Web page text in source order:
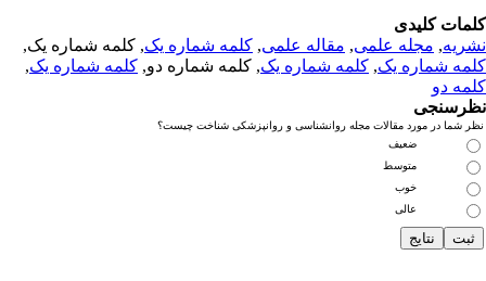
کلیدی
,مجله علمی, مقاله علمی, کلمه شماره یک, کلمه شماره یک,
شماره یک,کلمه شماره یک, کلمه شماره دو,کلمه شماره یک,
دو
شما در مورد مقالات مجله روانشناسی و روانپزشکی شناخت چیست؟
ضعیف
متوسط
خوب
عالی